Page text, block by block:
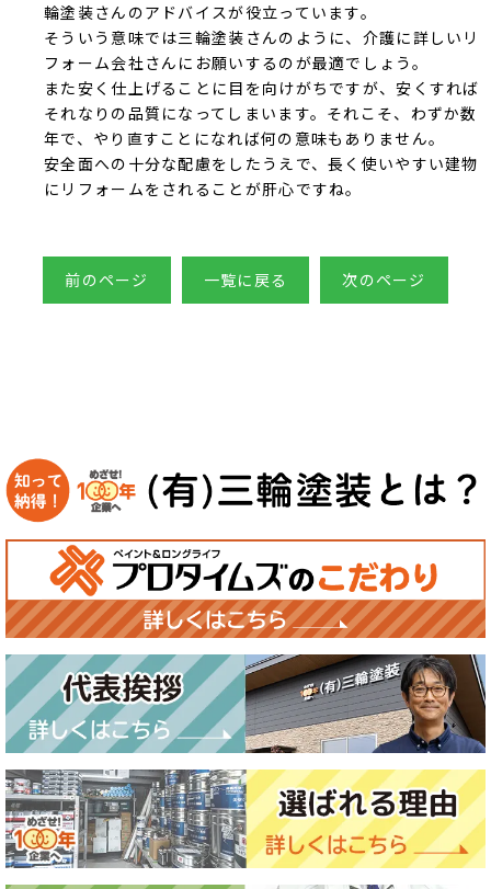
輪塗装さんのアドバイスが役立っています。
そういう意味では三輪塗装さんのように、介護に詳しいリ
フォーム会社さんにお願いするのが最適でしょう。
また安く仕上げることに目を向けがちですが、安くすれば
それなりの品質になってしまいます。それこそ、わずか数
年で、やり直すことになれば何の意味もありません。
安全面への十分な配慮をしたうえで、長く使いやすい建物
にリフォームをされることが肝心ですね。
前のページ 一覧に戻る 次のページ